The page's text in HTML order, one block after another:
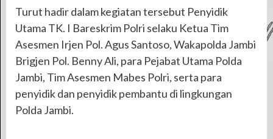
Turut hadir dalam kegiatan tersebut Penyidik
Utama TK. I Bareskrim Polri selaku Ketua Tim
Asesmen Irjen Pol. Agus Santoso, Wakapolda Jambi
Brigjen Pol. Benny Ali, para Pejabat Utama Polda
Jambi, Tim Asesmen Mabes Polri, serta para
penyidik dan penyidik pembantu di lingkungan
Polda Jambi.